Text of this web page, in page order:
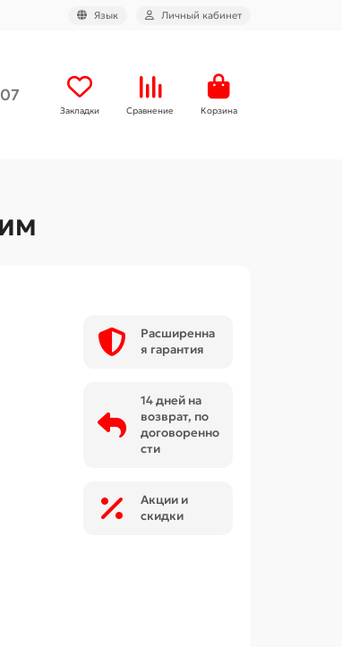
Язык Личный кабинет
Закладки Сравнение Корзина
Расширенна
я гарантия
14 дней на
возврат, по
договоренно
сти
Акции и
скидки